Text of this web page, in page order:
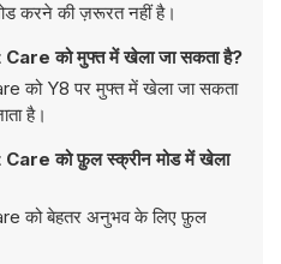
करने की ज़रूरत नहीं है।
को मुफ्त में खेला जा सकता है?
को Y8 पर मुफ्त में खेला जा सकता
है।
को फ़ुल स्क्रीन मोड में खेला
को बेहतर अनुभव के लिए फ़ुल